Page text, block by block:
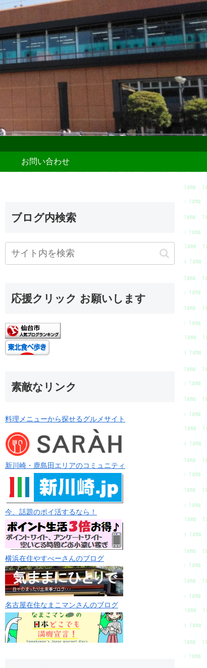
お問い合わせ
ブログ内検索
応援クリック お願いします
素敵なリンク
料理メニューから探せるグルメサイト
新川崎・鹿島田エリアのコミュニティ
今、話題のポイ活するなら！
横浜在住やすべーさんのブログ
名古屋在住なまこマンさんのブログ